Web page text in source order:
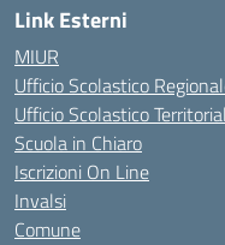
Link Esterni
MIUR
Ufficio Scolastico
Ufficio Scolastico
Scuola in Chiaro
Iscrizioni On Line
Invalsi
Comune